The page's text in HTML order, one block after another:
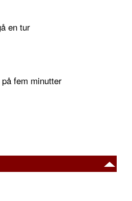
en tur
fem minutter